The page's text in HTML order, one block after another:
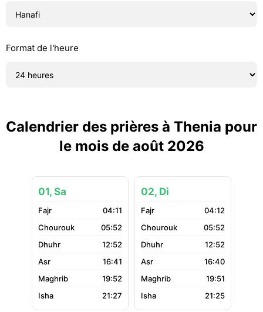
Format de l'heure
Calendrier des prières à Thenia pour
le mois de août 2026
01, Sa
04:11
05:52
12:52
16:41
19:52
21:27
02, Di
04:12
05:52
12:52
16:40
19:51
21:25